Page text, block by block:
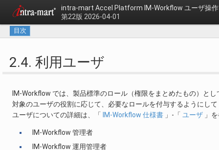
intra-mart Accel Platform IM-Workflow ユーザ操
第22版 2026-04-01
目次
2.4. 利用ユーザ
IM-Workflow では、製品標準のロール（権限をまとめたもの）と
対象のユーザの役割に応じて、必要なロールを付与するようにし
ユーザについての詳細は、「
IM-Workflow 仕様書 」-「 ユーザ 」
IM-Workflow 管理者
IM-Workflow 運用管理者